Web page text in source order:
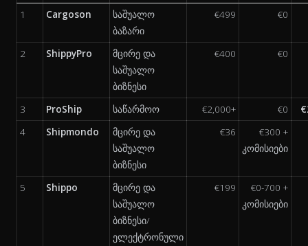
1 Cargoson
საშუალო
ბაზარი
€499 €0
2 ShippyPro
მცირე და
საშუალო
ბიზნესი
€400 €0
3 ProShip საწარმოო €2,000+ €0
4
Shipmondo
მცირე და
საშუალო
ბიზნესი
€36
€300 +
კომისიები
5 Shippo
მცირე და
საშუალო
ბიზნესი/
ელექტრონული
€199
€0-700 +
კომისიები